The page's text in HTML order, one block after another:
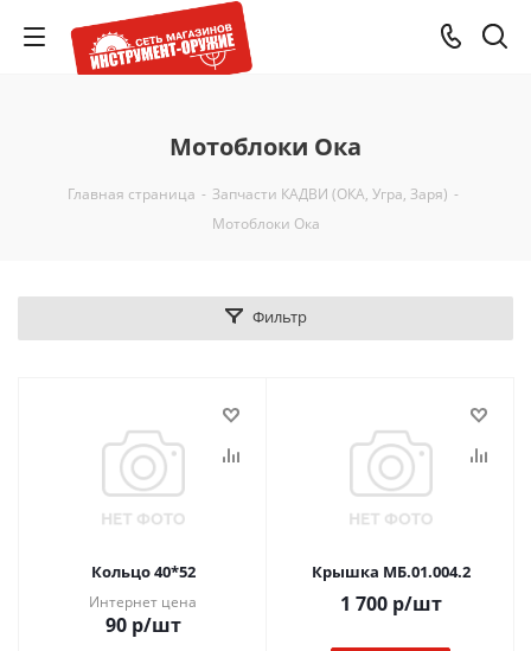
Мотоблоки Ока
Главная страница - Запчасти КАДВИ (ОКА, Угра, Заря) -
Мотоблоки Ока
Фильтр
Кольцо 40*52
Интернет цена
90р/шт
Крышка МБ.01.004.2
1 700р/шт